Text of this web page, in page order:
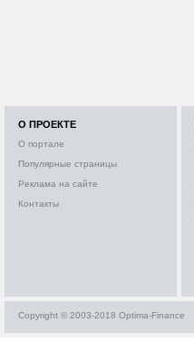
О ПРОЕКТЕ
О портале
Популярные страницы
Реклама на сайте
Контакты
Copyright © 2003-2018 Optima-Finance